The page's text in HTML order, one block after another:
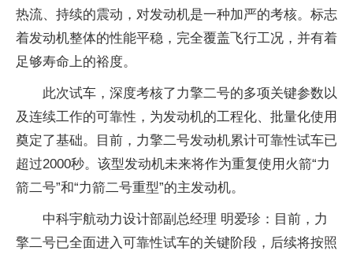
热流、持续的震动，对发动机是一种加严的考核。标志
着发动机整体的性能平稳，完全覆盖飞行工况，并有着
足够寿命上的裕度。
此次试车，深度考核了力擎二号的多项关键参数以
及连续工作的可靠性，为发动机的工程化、批量化使用
奠定了基础。目前，力擎二号发动机累计可靠性试车已
超过2000秒。该型发动机未来将作为重复使用火箭“力
箭二号”和“力箭二号重型”的主发动机。
中科宇航动力设计部副总经理 明爱珍：目前，力
擎二号已全面进入可靠性试车的关键阶段，后续将按照